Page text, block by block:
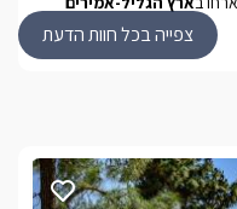
במתחם האירוח "ארץ הגליל" הנוף משחק תפקיד חשוב. אולם, לא
בכל היחידות ניתן לשבת במרפסת ולצפות בנוף, אבל בכל אחת
הצופה לנוף המרהיב ובעל מתקני משחק לילדים, סאונה יבשה
צפייה בכל חוות הדעת